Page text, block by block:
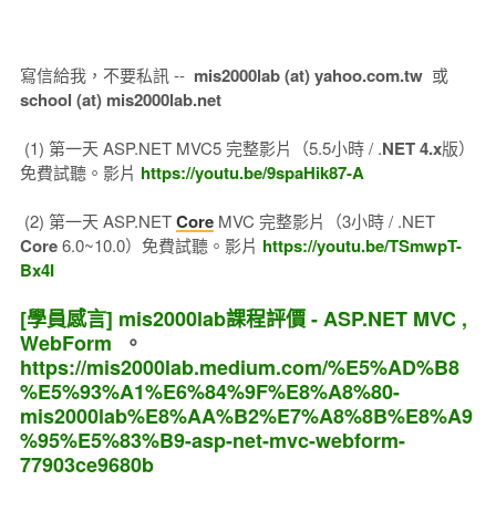
寫信給我，不要私訊 -- mis2000lab (at) yahoo.com.tw或
school (at) mis2000lab.net
(1) 第一天 ASP.NET MVC5 完整影片（5.5小時 / .NET 4.x版）
免費試聽。影片 https://youtu.be/9spaHik87-A
(2) 第一天 ASP.NETCoreMVC 完整影片（3小時 / .NET
Core6.0~10.0）免費試聽。影片 https://youtu.be/TSmwpT-
Bx4I
[學員感言] mis2000lab課程評價 - ASP.NET MVC ,
WebForm 。
https://mis2000lab.medium.com/%E5%AD%B8
%E5%93%A1%E6%84%9F%E8%A8%80-
mis2000lab%E8%AA%B2%E7%A8%8B%E8%A9
%95%E5%83%B9-asp-net-mvc-webform-
77903ce9680b